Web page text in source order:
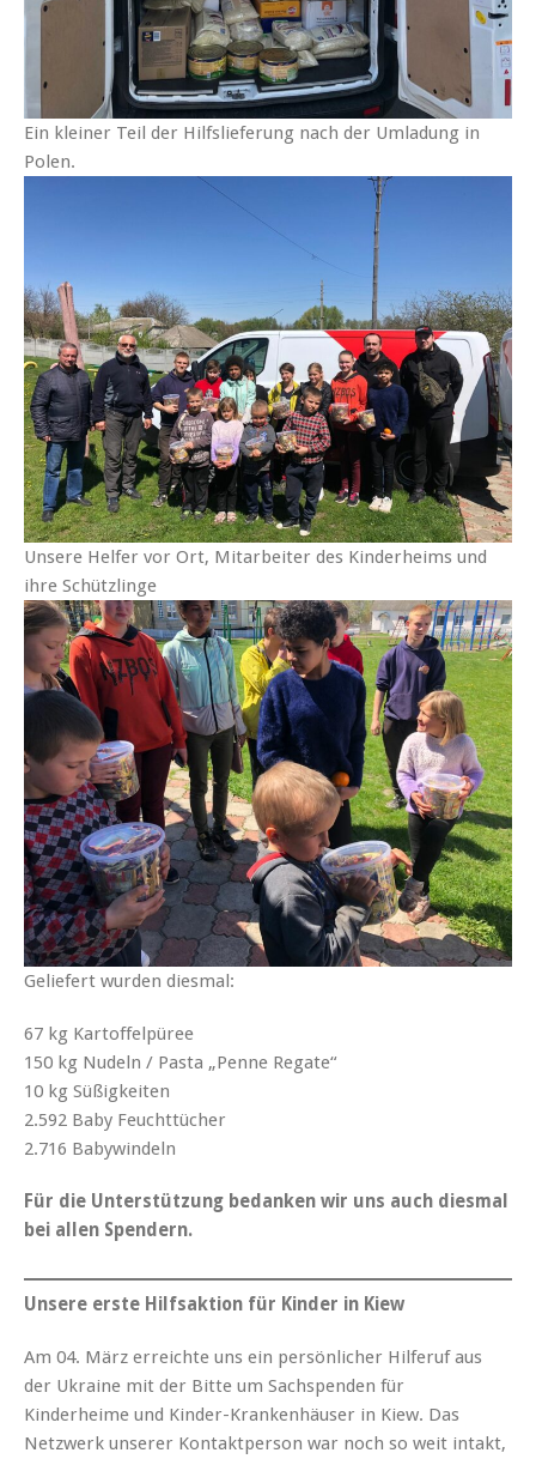
Ein kleiner Teil der Hilfslieferung nach der Umladung in
Polen.
Unsere Helfer vor Ort, Mitarbeiter des Kinderheims und
ihre Schützlinge
Geliefert wurden diesmal:
67 kg Kartoffelpüree
150 kg Nudeln / Pasta „Penne Regate“
10 kg Süßigkeiten
2.592 Baby Feuchttücher
2.716 Babywindeln
Für die Unterstützung bedanken wir uns auch diesmal
bei allen Spendern.
Unsere erste Hilfsaktion für Kinder in Kiew
Am 04. März erreichte uns ein persönlicher Hilferuf aus
der Ukraine mit der Bitte um Sachspenden für
Kinderheime und Kinder-Krankenhäuser in Kiew. Das
Netzwerk unserer Kontaktperson war noch so weit intakt,